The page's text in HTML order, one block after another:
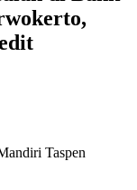
Taspen